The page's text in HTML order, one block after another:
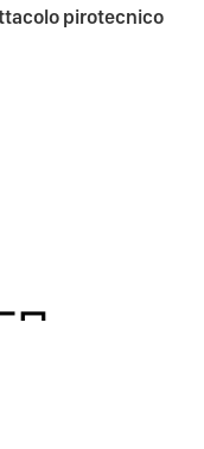
pirotecnico